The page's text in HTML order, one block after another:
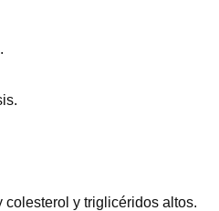
y triglicéridos altos.